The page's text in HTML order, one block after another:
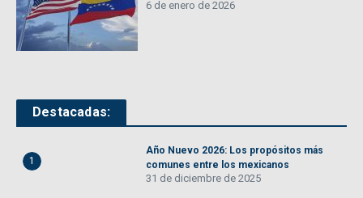
6 de enero de 2026
Destacadas:
1
Año Nuevo 2026: Los propósitos más
comunes entre los mexicanos
31 de diciembre de 2025